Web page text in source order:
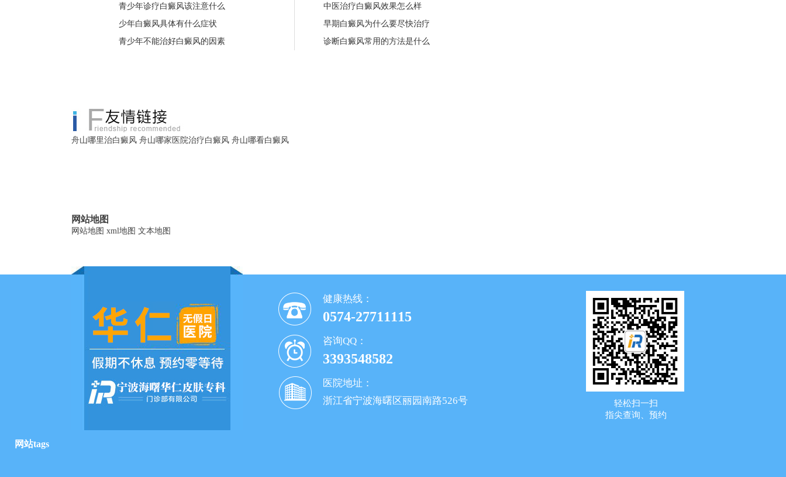
青少年诊疗白癜风该注意什么
少年白癜风具体有什么症状
青少年不能治好白癜风的因素
中医治疗白癜风效果怎么样
早期白癜风为什么要尽快治疗
诊断白癜风常用的方法是什么
舟山哪里治白癜风 舟山哪家医院治疗白癜风 舟山哪看白癜风
网站地图
网站地图 xml地图 文本地图
健康热线：
0574-27711115
咨询QQ：
3393548582
医院地址：
浙江省宁波海曙区丽园南路526号
轻松扫一扫
指尖查询、预约
网站tags